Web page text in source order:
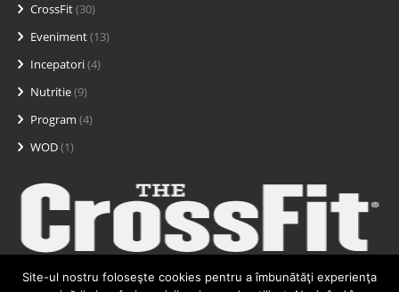
CrossFit(30)
Eveniment(13)
Incepatori(4)
Nutritie(9)
Program (4)
WOD(1)
Site-ul nostru foloseşte cookies pentru a îmbunătăţi experienţa